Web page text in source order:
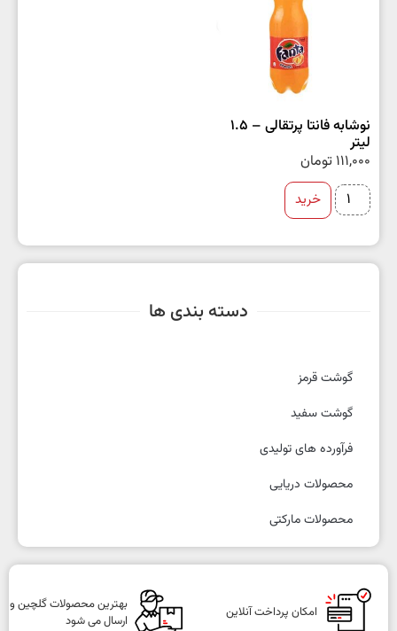
دسته بندی ها
گوشت قرمز
گوشت سفید
فرآورده های تولیدی
محصولات دریایی
محصولات مارکتی
نوشابه فانتا پرتقالی – 1.5
لیتر
111,000 تومان
خرید
امکان پرداخت آنلاین
بهترین محصولات گلچین و
ارسال می شود